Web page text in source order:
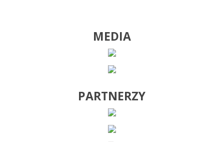
MEDIA
PARTNERZY